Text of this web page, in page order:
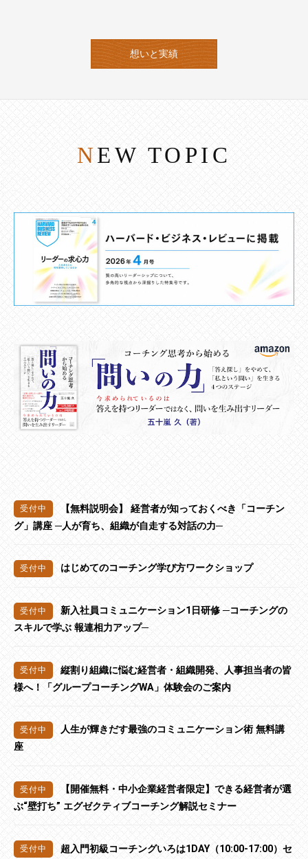
想いと実績
NEW TOPIC
【無料説明会】 経営者が知っておくべき「コーチン
グ」講座 ─人が育ち、組織が自走する対話の力─
はじめてのコーチング学び方ワークショップ
新入社員コミュニケーション1日研修 ─コーチングの
スキルで学ぶ 報連相力アップ─
縦割り組織に悩む経営者・組織開発、人事担当者の皆
様へ！「グループコーチングWA」体験会のご案内
人生が輝きだす最強のコミュニケーション術 無料講
座
【開催無料・中小企業経営者限定】できる経営者が選
ぶ“壁打ち” エグゼクティブコーチング解説セミナー
超入門初級コーチングいろは1DAY（10:00-17:00）セ